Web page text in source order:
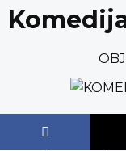
content